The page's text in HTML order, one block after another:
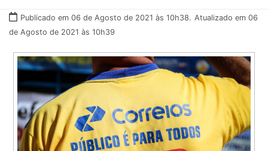
Publicado em 06 de Agosto de 2021 às 10h38. Atualizado em 06
de Agosto de 2021 às 10h39